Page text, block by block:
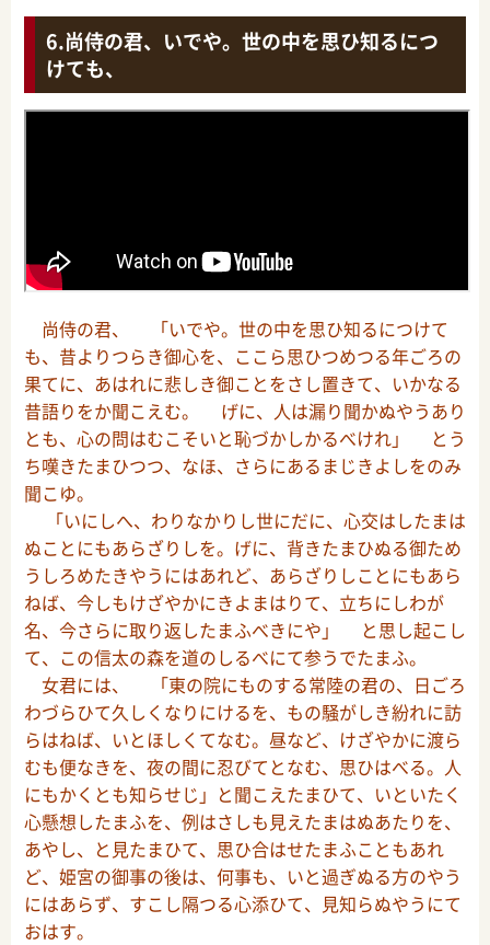
尚侍の君、いでや。世の中を思ひ知るにつ
けても、
尚侍の君、 「いでや。世の中を思ひ知るにつけて
も、昔よりつらき御心を、ここら思ひつめつる年ごろの
果てに、あはれに悲しき御ことをさし置きて、いかなる
昔語りをか聞こえむ。 げに、人は漏り聞かぬやうあり
とも、心の問はむこそいと恥づかしかるべけれ」 とう
ち嘆きたまひつつ、なほ、さらにあるまじきよしをのみ
聞こゆ。
「いにしへ、わりなかりし世にだに、心交はしたまは
ぬことにもあらざりしを。げに、背きたまひぬる御ため
うしろめたきやうにはあれど、あらざりしことにもあら
ねば、今しもけざやかにきよまはりて、立ちにしわが
名、今さらに取り返したまふべきにや」 と思し起こし
て、この信太の森を道のしるべにて参うでたまふ。
女君には、 「東の院にものする常陸の君の、日ごろ
わづらひて久しくなりにけるを、もの騒がしき紛れに訪
らはねば、いとほしくてなむ。昼など、けざやかに渡ら
むも便なきを、夜の間に忍びてとなむ、思ひはべる。人
にもかくとも知らせじ」と聞こえたまひて、いといたく
心懸想したまふを、例はさしも見えたまはぬあたりを、
あやし、と見たまひて、思ひ合はせたまふこともあれ
ど、姫宮の御事の後は、何事も、いと過ぎぬる方のやう
にはあらず、すこし隔つる心添ひて、見知らぬやうにて
おはす。